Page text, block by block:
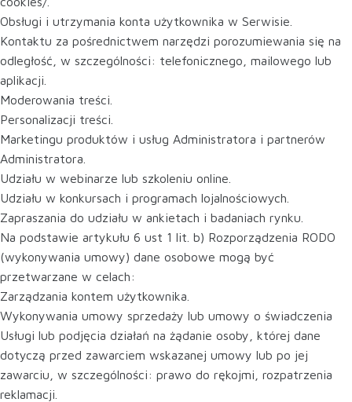
Obsługi i utrzymania konta użytkownika w Serwisie.
Kontaktu za pośrednictwem narzędzi porozumiewania się na
odległość, w szczególności: telefonicznego, mailowego lub
aplikacji.
Moderowania treści.
Personalizacji treści.
Marketingu produktów i usług Administratora i partnerów
Administratora.
Udziału w webinarze lub szkoleniu online.
Udziału w konkursach i programach lojalnościowych.
Zapraszania do udziału w ankietach i badaniach rynku.
Na podstawie artykułu 6 ust 1 lit. b) Rozporządzenia RODO
(wykonywania umowy) dane osobowe mogą być
przetwarzane w celach:
Zarządzania kontem użytkownika.
Wykonywania umowy sprzedaży lub umowy o świadczenia
Usługi lub podjęcia działań na żądanie osoby, której dane
dotyczą przed zawarciem wskazanej umowy lub po jej
zawarciu, w szczególności: prawo do rękojmi, rozpatrzenia
reklamacji.